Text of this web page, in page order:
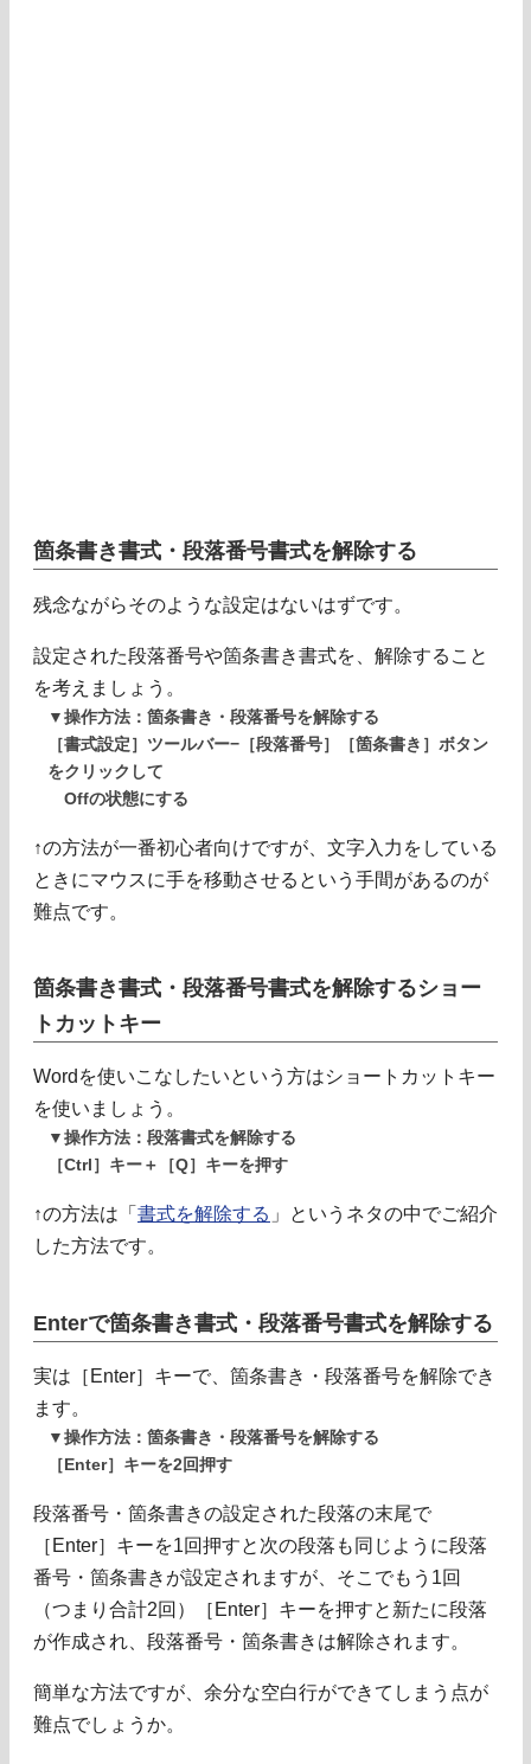
箇条書き書式・段落番号書式を解除する
残念ながらそのような設定はないはずです。
設定された段落番号や箇条書き書式を、解除すること
を考えましょう。
▼操作方法：箇条書き・段落番号を解除する
［書式設定］ツールバー−［段落番号］［箇条書き］ボタン
をクリックして
Offの状態にする
↑の方法が一番初心者向けですが、文字入力をしている
ときにマウスに手を移動させるという手間があるのが
難点です。
箇条書き書式・段落番号書式を解除するショー
トカットキー
Wordを使いこなしたいという方はショートカットキー
を使いましょう。
▼操作方法：段落書式を解除する
［Ctrl］キー＋［Q］キーを押す
↑の方法は「 書式を解除する 」というネタの中でご紹介
した方法です。
Enterで箇条書き書式・段落番号書式を解除する
実は［Enter］キーで、箇条書き・段落番号を解除でき
ます。
▼操作方法：箇条書き・段落番号を解除する
［Enter］キーを2回押す
段落番号・箇条書きの設定された段落の末尾で
［Enter］キーを1回押すと次の段落も同じように段落
番号・箇条書きが設定されますが、そこでもう1回
（つまり合計2回）［Enter］キーを押すと新たに段落
が作成され、段落番号・箇条書きは解除されます。
簡単な方法ですが、余分な空白行ができてしまう点が
難点でしょうか。